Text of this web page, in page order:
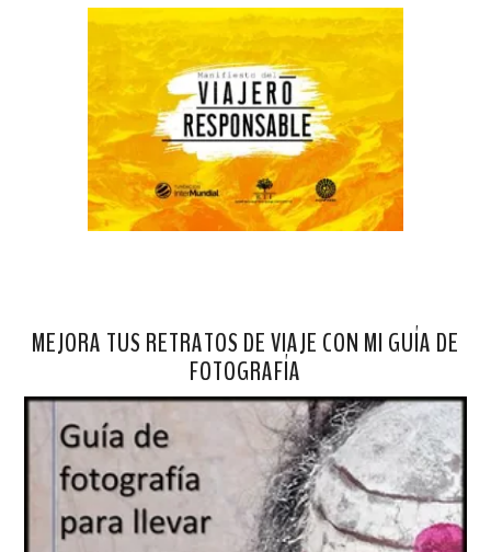
MEJORA TUS RETRATOS DE VIAJE CON MI GUÍA DE
FOTOGRAFÍA